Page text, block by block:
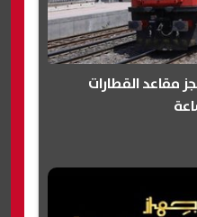
مقاعد القطارات